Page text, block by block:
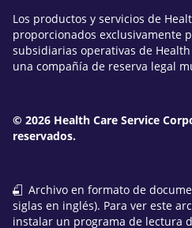
Los productos y servicios de
proporcionados exclusivamente
subsidiarias operativas de
una compañía de reserva legal
© 2026 Health Care Service
reservados.
Archivo en formato de
siglas en inglés). Para ver este
instalar un programa de lectura